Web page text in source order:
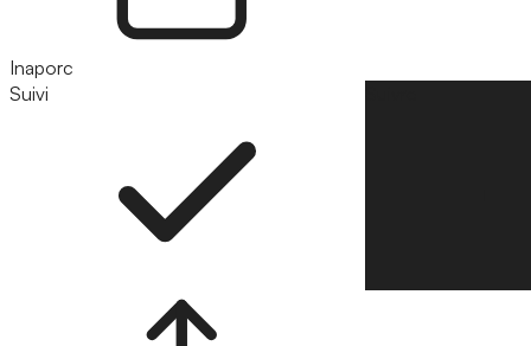
Inaporc
Suivi